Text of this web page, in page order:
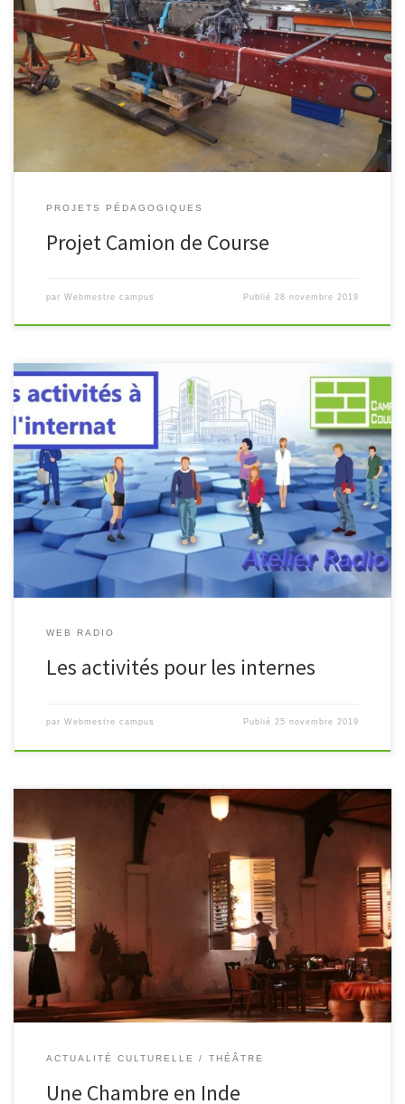
Ce projet est né de l’idée de fédérer, autour d’une même action
et d’une même passion, un ensemble d’enseignants et d’élèves.
Son principal objectif est de dynamiser l’enseignement en
donnant […]
PROJETS PÉDAGOGIQUES
Projet Camion de Course
par Webmestre campus Publié 28 novembre 2019
Découvrez les ateliers et activités accessibles aux élèves et
étudiants internes au campus à travers ce reportage réalisé dans le
cadre de l’atelier « Web Radio ». https://youtu.be/KjIWd7rzjII
WEB RADIO
Les activités pour les internes
par Webmestre campus Publié25 novembre 2019
le 19 décembre au Théâtre du Soleil Une quarantaine d’élèves du
lycée aura la chance de découvrir cette création collective que
propose le théâtre dirigé par Ariane Mnouchkine.
https://www.theatre-du-soleil.fr/fr/notre-theatre/les-
spectacles/une-chambre-en-inde-2016-401
ACTUALITÉ CULTURELLE THÉÂTRE
Une Chambre en Inde